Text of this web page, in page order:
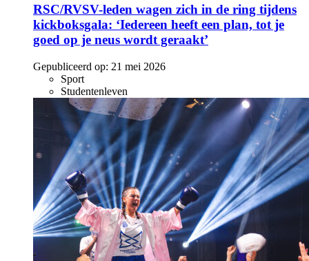
RSC/RVSV-leden wagen zich in de ring tijdens
kickboksgala: ‘Iedereen heeft een plan, tot je
goed op je neus wordt geraakt’
Gepubliceerd op: 21 mei 2026
Sport
Studentenleven